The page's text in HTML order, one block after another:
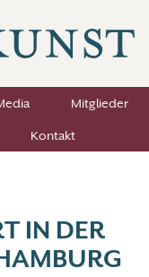
Mitglieder
Kontakt
IN DER